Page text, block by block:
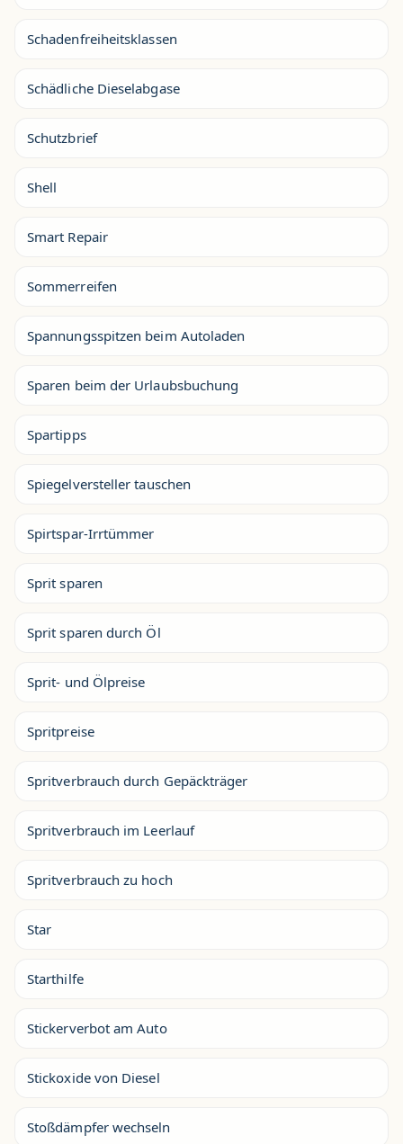
Schadenfreiheitsklassen
Schädliche Dieselabgase
Schutzbrief
Shell
Smart Repair
Sommerreifen
Spannungsspitzen beim Autoladen
Sparen beim der Urlaubsbuchung
Spartipps
Spiegelversteller tauschen
Spirtspar-Irrtümmer
Sprit sparen
Sprit sparen durch Öl
Sprit- und Ölpreise
Spritpreise
Spritverbrauch durch Gepäckträger
Spritverbrauch im Leerlauf
Spritverbrauch zu hoch
Star
Starthilfe
Stickerverbot am Auto
Stickoxide von Diesel
Stoßdämpfer wechseln